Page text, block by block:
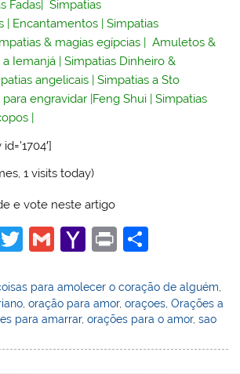
Fadas |Simpatias
Encantamentos |Simpatias
& magias egípcias |Amuletos &
a Iemanjá |Simpatias Dinheiro &
angelicais |Simpatias a Sto
para engravidar Feng Shui |Simpatias
1 visits today)
e vote neste artigo
T
itt
er
G
ai
l
Y
h
o
Pr
t
ar
e
para amolecer o coração de alguém
,oração para amor,oraçoes,Orações a
para amarrar,orações para o amor,sao